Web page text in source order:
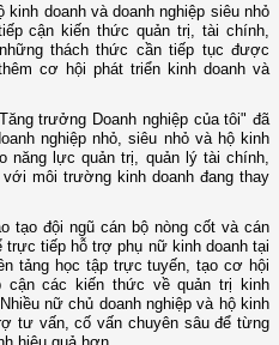
doanh và doanh nghiệp siêu nhỏ
cận kiến thức quản trị, tài chính,
thách thức cần tiếp tục được
cơ hội phát triển kinh doanh và
trưởng Doanh nghiệp của tôi" đã
nghiệp nhỏ, siêu nhỏ và hộ kinh
năng lực quản trị, quản lý tài chính,
môi trường kinh doanh đang thay
tạo đội ngũ cán bộ nòng cốt và cán
tiếp hỗ trợ phụ nữ kinh doanh tại
tảng học tập trực tuyến, tạo cơ hội
cận các kiến thức về quản trị kinh
nữ chủ doanh nghiệp và hộ kinh
tư vấn, cố vấn chuyên sâu để từng